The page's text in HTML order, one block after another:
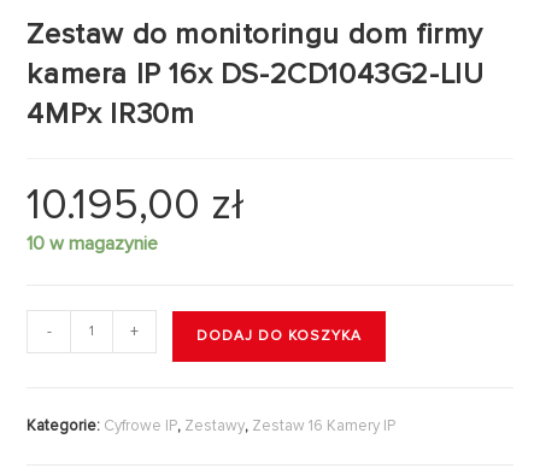
Zestaw do monitoringu dom firmy
kamera IP 16x DS-2CD1043G2-LIU
4MPx IR30m
10.195,00 zł
10 w magazynie
- + DODAJ DO KOSZYKA
Kategorie: Cyfrowe IP, Zestawy, Zestaw 16 Kamery IP